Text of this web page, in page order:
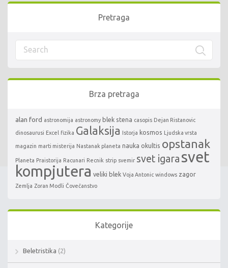
Pretraga
Brza pretraga
alan ford astronomija astronomy blek stena casopis Dejan Ristanovic
dinosaurusi Excel fizika Galaksija Istorja kosmos Ljudska vrsta
magazin marti misterija Nastanak planeta nauka okultis opstanak
Planeta Praistorija Racunari Recnik strip svemir svet igara svet
kompjutera veliki blek Voja Antonic windows zagor
Zemlja Zoran Modli Čovečanstvo
Kategorije
Beletristika (2)